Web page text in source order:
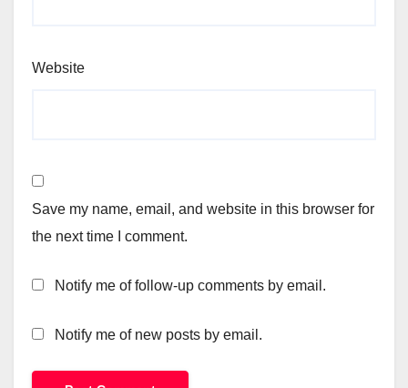
Website
Save my name, email, and website in this browser for
the next time I comment.
Notify me of follow-up comments by email.
Notify me of new posts by email.